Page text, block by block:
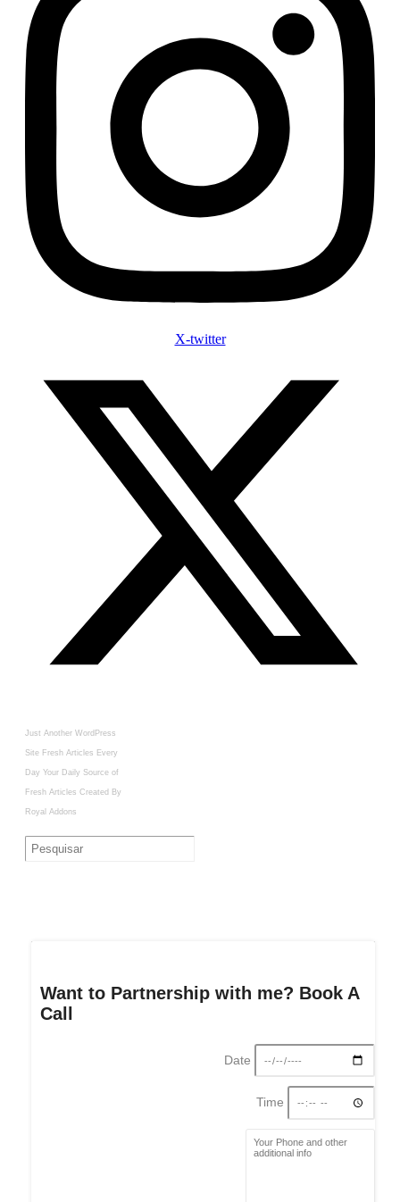
X-twitter
Just Another WordPress
Site Fresh Articles Every
Day Your Daily Source of
Fresh Articles Created By
Royal Addons
Want to Partnership with me? Book A
Call
Date
Time